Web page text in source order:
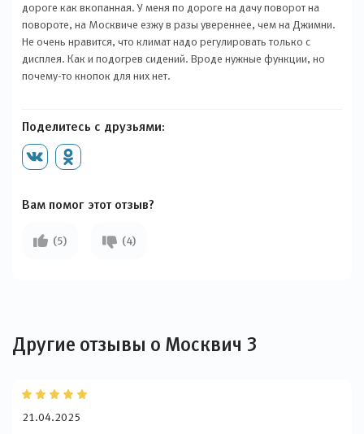
дороге как вкопанная. У меня по дороге на дачу поворот на
повороте, на Москвиче езжу в разы увереннее, чем на Джимни.
Не очень нравится, что климат надо регулировать только с
дисплея. Как и подогрев сидений. Вроде нужные функции, но
почему-то кнопок для них нет.
Поделитесь с друзьями:
Вам помог этот отзыв?
(5) (4)
Другие отзывы о Москвич 3
21.04.2025